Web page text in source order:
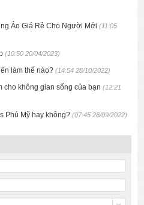
Ảo Giá Rẻ Cho Người Mới(11:05
(10:50 20/04/2023)
làm thế nào?(14:54 28/10/2022)
cho không gian sống của bạn(12:21
Phú Mỹ hay không?(07:45 28/09/2022)